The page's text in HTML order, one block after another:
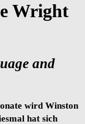
Wright
and
wird Winston
hat sich